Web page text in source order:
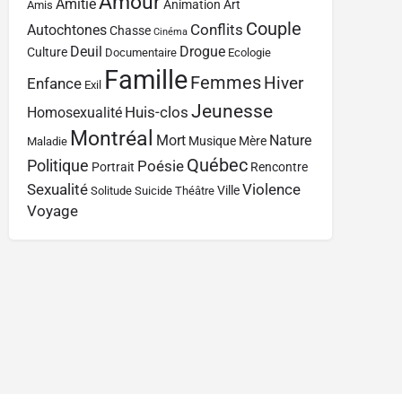
Amis Amitié Animation Art
AutochtonesChasse Cinéma Conflits Couple
Culture Deuil Documentaire Drogue Ecologie
Enfance Exil FamilleFemmesHiver
Homosexualité Huis-clos Jeunesse
Maladie Montréal Mort Musique Mère Nature
Politique Portrait Poésie Québec Rencontre
Sexualité Solitude Suicide Théâtre VilleViolence
Voyage